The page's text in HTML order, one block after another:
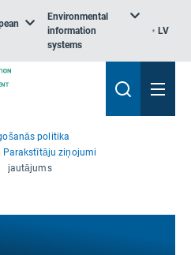
Environmental
information
systems
LV
politika
Parakstītāju ziņojumi
jautājums